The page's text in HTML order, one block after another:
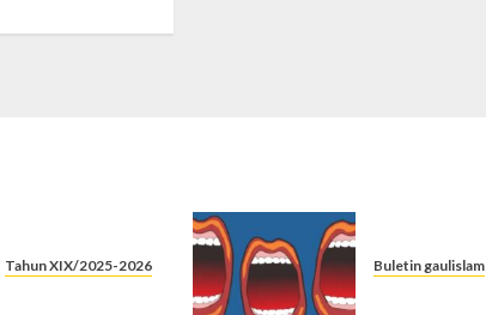
Tahun XIX/2025-2026 Buletin gaulislam